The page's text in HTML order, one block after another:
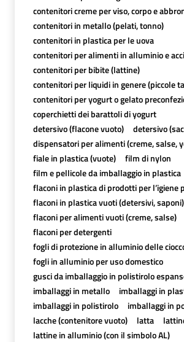
contenitori creme per viso, corpo e
contenitori in metallo (pelati, tonno)
contenitori in plastica per le uova
contenitori per alimenti in alluminio e
contenitori per bibite (lattine)
contenitori per liquidi in genere (piccole
contenitori per yogurt o gelato
coperchietti dei barattoli di yogurt
detersivo (flacone vuoto)
detersivo
dispensatori per alimenti (creme, salse,
fiale in plastica (vuote)
film di nylon
film e pellicole da imballaggio in plastica
flaconi in plastica di prodotti per l’igiene
flaconi in plastica vuoti (detersivi, saponi)
flaconi per alimenti vuoti (creme, salse)
flaconi per detergenti
fogli di protezione in alluminio delle
fogli in alluminio per uso domestico
gusci da imballaggio in polistirolo
imballaggi in metallo
imballaggi in
imballaggi in polistirolo
imballaggi in
lacche (contenitore vuoto)
latta
lattine in alluminio (con il simbolo AL)